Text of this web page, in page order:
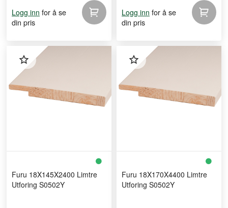
Logg inn for å se
din pris
Logg inn for å se
din pris
Furu 18X145X2400 Limtre
Utforing S0502Y
Furu 18X170X4400 Limtre
Utforing S0502Y